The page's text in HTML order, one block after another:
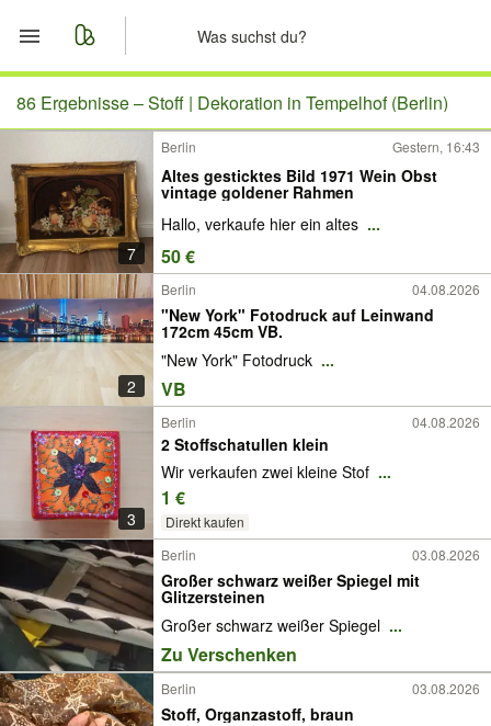
Start
Merkliste
Nachrichten
Anzeige aufgeben
86 Ergebnisse –Stoff | Dekoration in Tempelhof (Berlin)
7
Berlin Gestern, 16:43
Altes gesticktes Bild 1971 Wein Obst
vintage goldener Rahmen
Hallo, verkaufe hier ein altes ...
50 €
2
Berlin 04.08.2026
"New York" Fotodruck auf Leinwand
172cm 45cm VB.
"New York" Fotodruck ...
VB
3
Berlin 04.08.2026
2 Stoffschatullen klein
Wir verkaufen zwei kleine Stof ...
1 €
Direkt kaufen
Berlin
03.08.2026
Großer schwarz weißer Spiegel mit
Glitzersteinen
Großer schwarz weißer Spiegel ...
Zu Verschenken
Berlin 03.08.2026
Stoff, Organzastoff, braun